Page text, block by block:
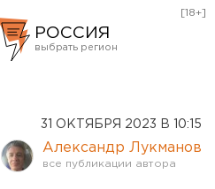
РОССИЯ
Оренбург
[18+]
31 ОКТЯБРЯ 2023 В 10:15
Александр Лукманов